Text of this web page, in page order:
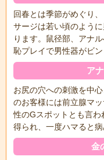
回春とは季節がめぐり
サージは若い頃のよう
ります。鼠径部、アナ
恥プレイで男性器がビン
ア
お尻の穴への刺激を中
のお客様には前立腺マ
性のGスポットとも言
得られ、一度ハマると病
金